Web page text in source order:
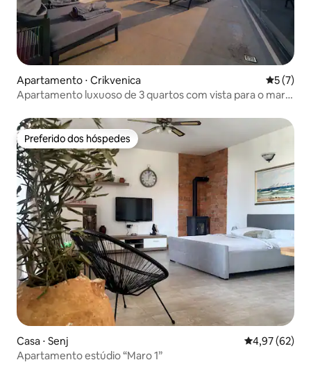
Apartamento ⋅ Crikvenica 5 de
5 (7)
Apartamento luxuoso de 3 quartos com vista para o mar e
Preferido dos hóspedes
Preferido dos hóspedes
Casa ⋅ Senj 4,97 de uma
4,97 (62)
Apartamento estúdio “Maro 1”